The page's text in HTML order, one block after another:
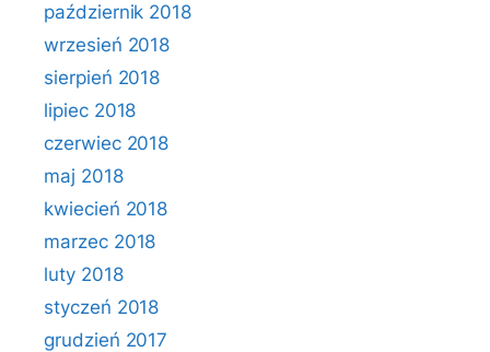
październik 2018
wrzesień 2018
sierpień 2018
lipiec 2018
czerwiec 2018
maj 2018
kwiecień 2018
marzec 2018
luty 2018
styczeń 2018
grudzień 2017